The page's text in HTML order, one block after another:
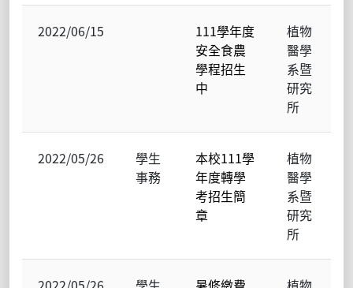
2022/06/15
111學年度
安全食農
學程招生
中
植物
醫學
系暨
研究
所
2022/05/26
學生
事務
本校111學
年度轉學
考招生簡
章
植物
醫學
系暨
研究
所